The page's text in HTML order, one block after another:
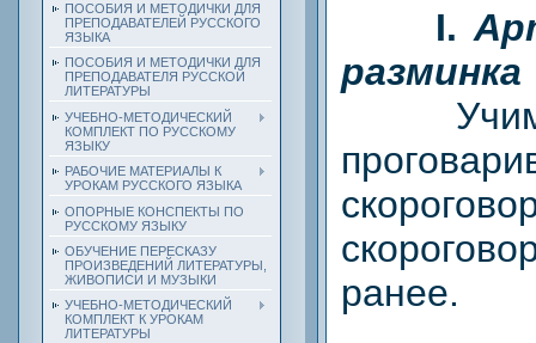
ПОСОБИЯ И МЕТОДИЧКИ ДЛЯ
ПРЕПОДАВАТЕЛЕЙ РУССКОГО
ЯЗЫКА
ПОСОБИЯ И МЕТОДИЧКИ ДЛЯ
ПРЕПОДАВАТЕЛЯ РУССКОЙ
ЛИТЕРАТУРЫ
УЧЕБНО-МЕТОДИЧЕСКИЙ
КОМПЛЕКТ ПО РУССКОМУ
ЯЗЫКУ
РАБОЧИЕ МАТЕРИАЛЫ К
УРОКАМ РУССКОГО ЯЗЫКА
ОПОРНЫЕ КОНСПЕКТЫ ПО
РУССКОМУ ЯЗЫКУ
ОБУЧЕНИЕ ПЕРЕСКАЗУ
ПРОИЗВЕДЕНИЙ ЛИТЕРАТУРЫ,
ЖИВОПИСИ И МУЗЫКИ
УЧЕБНО-МЕТОДИЧЕСКИЙ
КОМПЛЕКТ К УРОКАМ
ЛИТЕРАТУРЫ
I.
разминка
Учим и
ранее.